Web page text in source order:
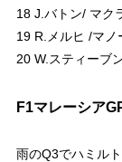
18 J.バトン/ マク
19 R.メルヒ /マ
20 W.スティーブ
F1マレーシア
雨のQ3でハミル